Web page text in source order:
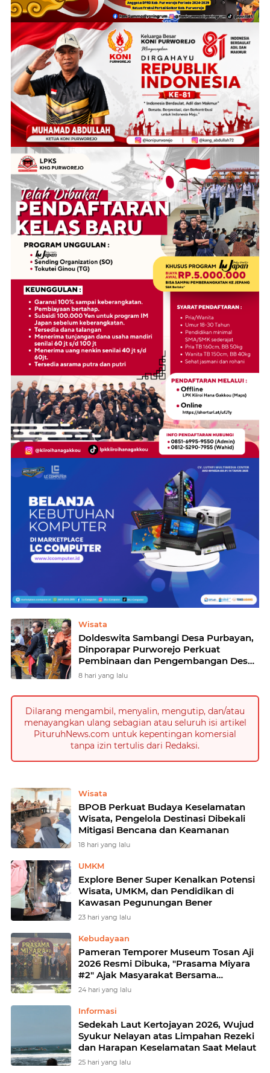
Wisata
Doldeswita Sambangi Desa Purbayan,
Dinporapar Purworejo Perkuat
Pembinaan dan Pengembangan Desa
Wisata
8 hari yang lalu
Dilarang mengambil, menyalin, mengutip, dan/atau
menayangkan ulang sebagian atau seluruh isi artikel
PituruhNews.com untuk kepentingan komersial
tanpa izin tertulis dari Redaksi.
Wisata
BPOB Perkuat Budaya Keselamatan
Wisata, Pengelola Destinasi Dibekali
Mitigasi Bencana dan Keamanan
18 hari yang lalu
UMKM
Explore Bener Super Kenalkan Potensi
Wisata, UMKM, dan Pendidikan di
Kawasan Pegunungan Bener
23 hari yang lalu
Kebudayaan
Pameran Temporer Museum Tosan Aji
2026 Resmi Dibuka, "Prasama Miyara
#2" Ajak Masyarakat Bersama
Lestarikan Warisan Sejarah
24 hari yang lalu
Informasi
Sedekah Laut Kertojayan 2026, Wujud
Syukur Nelayan atas Limpahan Rezeki
dan Harapan Keselamatan Saat Melaut
25 hari yang lalu